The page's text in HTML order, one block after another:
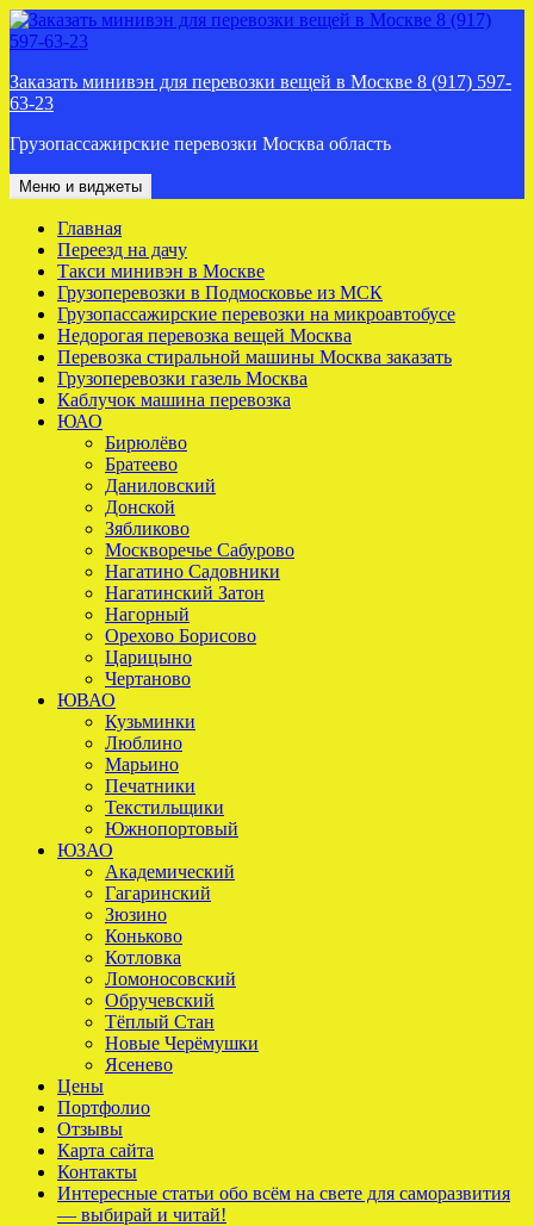
Перейти
к
Заказать минивэн для перевозки вещей в Москве 8 (917) 597-
63-23
Грузопассажирские перевозки Москва область
Меню и виджеты
Главная
Переезд на дачу
Такси минивэн в Москве
Грузоперевозки в Подмосковье из МСК
Грузопассажирские перевозки на микроавтобусе
Недорогая перевозка вещей Москва
Перевозка стиральной машины Москва заказать
Грузоперевозки газель Москва
Каблучок машина перевозка
ЮАО
Бирюлёво
Братеево
Даниловский
Донской
Зябликово
Москворечье Сабурово
Нагатино Садовники
Нагатинский Затон
Нагорный
Орехово Борисово
Царицыно
Чертаново
ЮВАО
Кузьминки
Люблино
Марьино
Печатники
Текстильщики
Южнопортовый
ЮЗАО
Академический
Гагаринский
Зюзино
Коньково
Котловка
Ломоносовский
Обручевский
Тёплый Стан
Новые Черёмушки
Ясенево
Цены
Портфолио
Отзывы
Карта сайта
Контакты
Интересные статьи обо всём на свете для саморазвития
— выбирай и читай!